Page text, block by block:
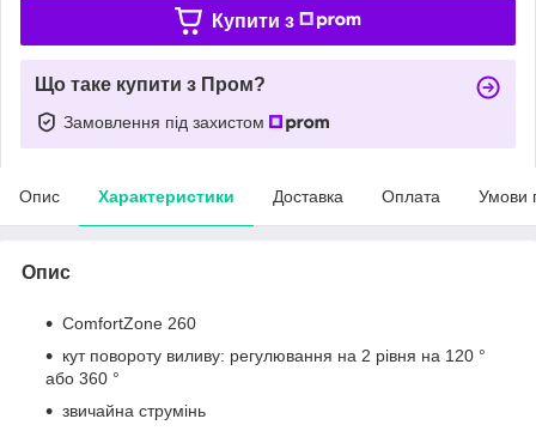
Купити з
Що таке купити з Пром?
Замовлення під захистом
Опис Характеристики Доставка Оплата Умови
Опис
ComfortZone 260
кут повороту виливу: регулювання на 2 рівня на 120 °
або 360 °
звичайна струмінь